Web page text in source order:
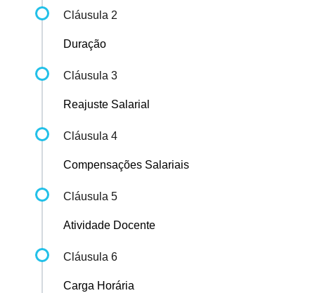
Cláusula 2
Duração
Cláusula 3
Reajuste Salarial
Cláusula 4
Compensações Salariais
Cláusula 5
Atividade Docente
Cláusula 6
Carga Horária